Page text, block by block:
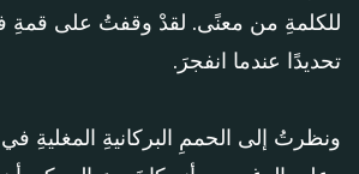
للكلمةِ من معنًى. لقدْ وقفتُ على قمةِ
تحديدًا عندما انفجرَ.
ونظرتُ إلى الحممِ البركانيةِ المغليةِ